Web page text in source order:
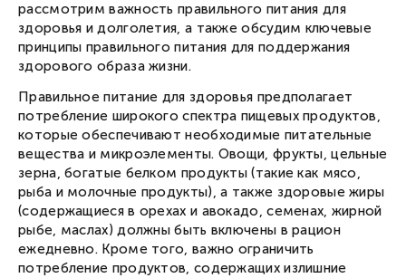
рассмотрим важность правильного питания для
здоровья и долголетия, а также обсудим ключевые
принципы правильного питания для поддержания
здорового образа жизни.
Правильное питание для здоровья предполагает
потребление широкого спектра пищевых продуктов,
которые обеспечивают необходимые питательные
вещества и микроэлементы. Овощи, фрукты, цельные
зерна, богатые белком продукты (такие как мясо,
рыба и молочные продукты), а также здоровые жиры
(содержащиеся в орехах и авокадо, семенах, жирной
рыбе, маслах) должны быть включены в рацион
ежедневно. Кроме того, важно ограничить
потребление продуктов, содержащих излишние